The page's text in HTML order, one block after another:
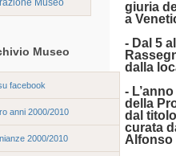
Museo
facebook
anni 2000/2010
2000/2010
giuria
a
- Dal 5
dalla
-
della
dal
curata
Alfonso